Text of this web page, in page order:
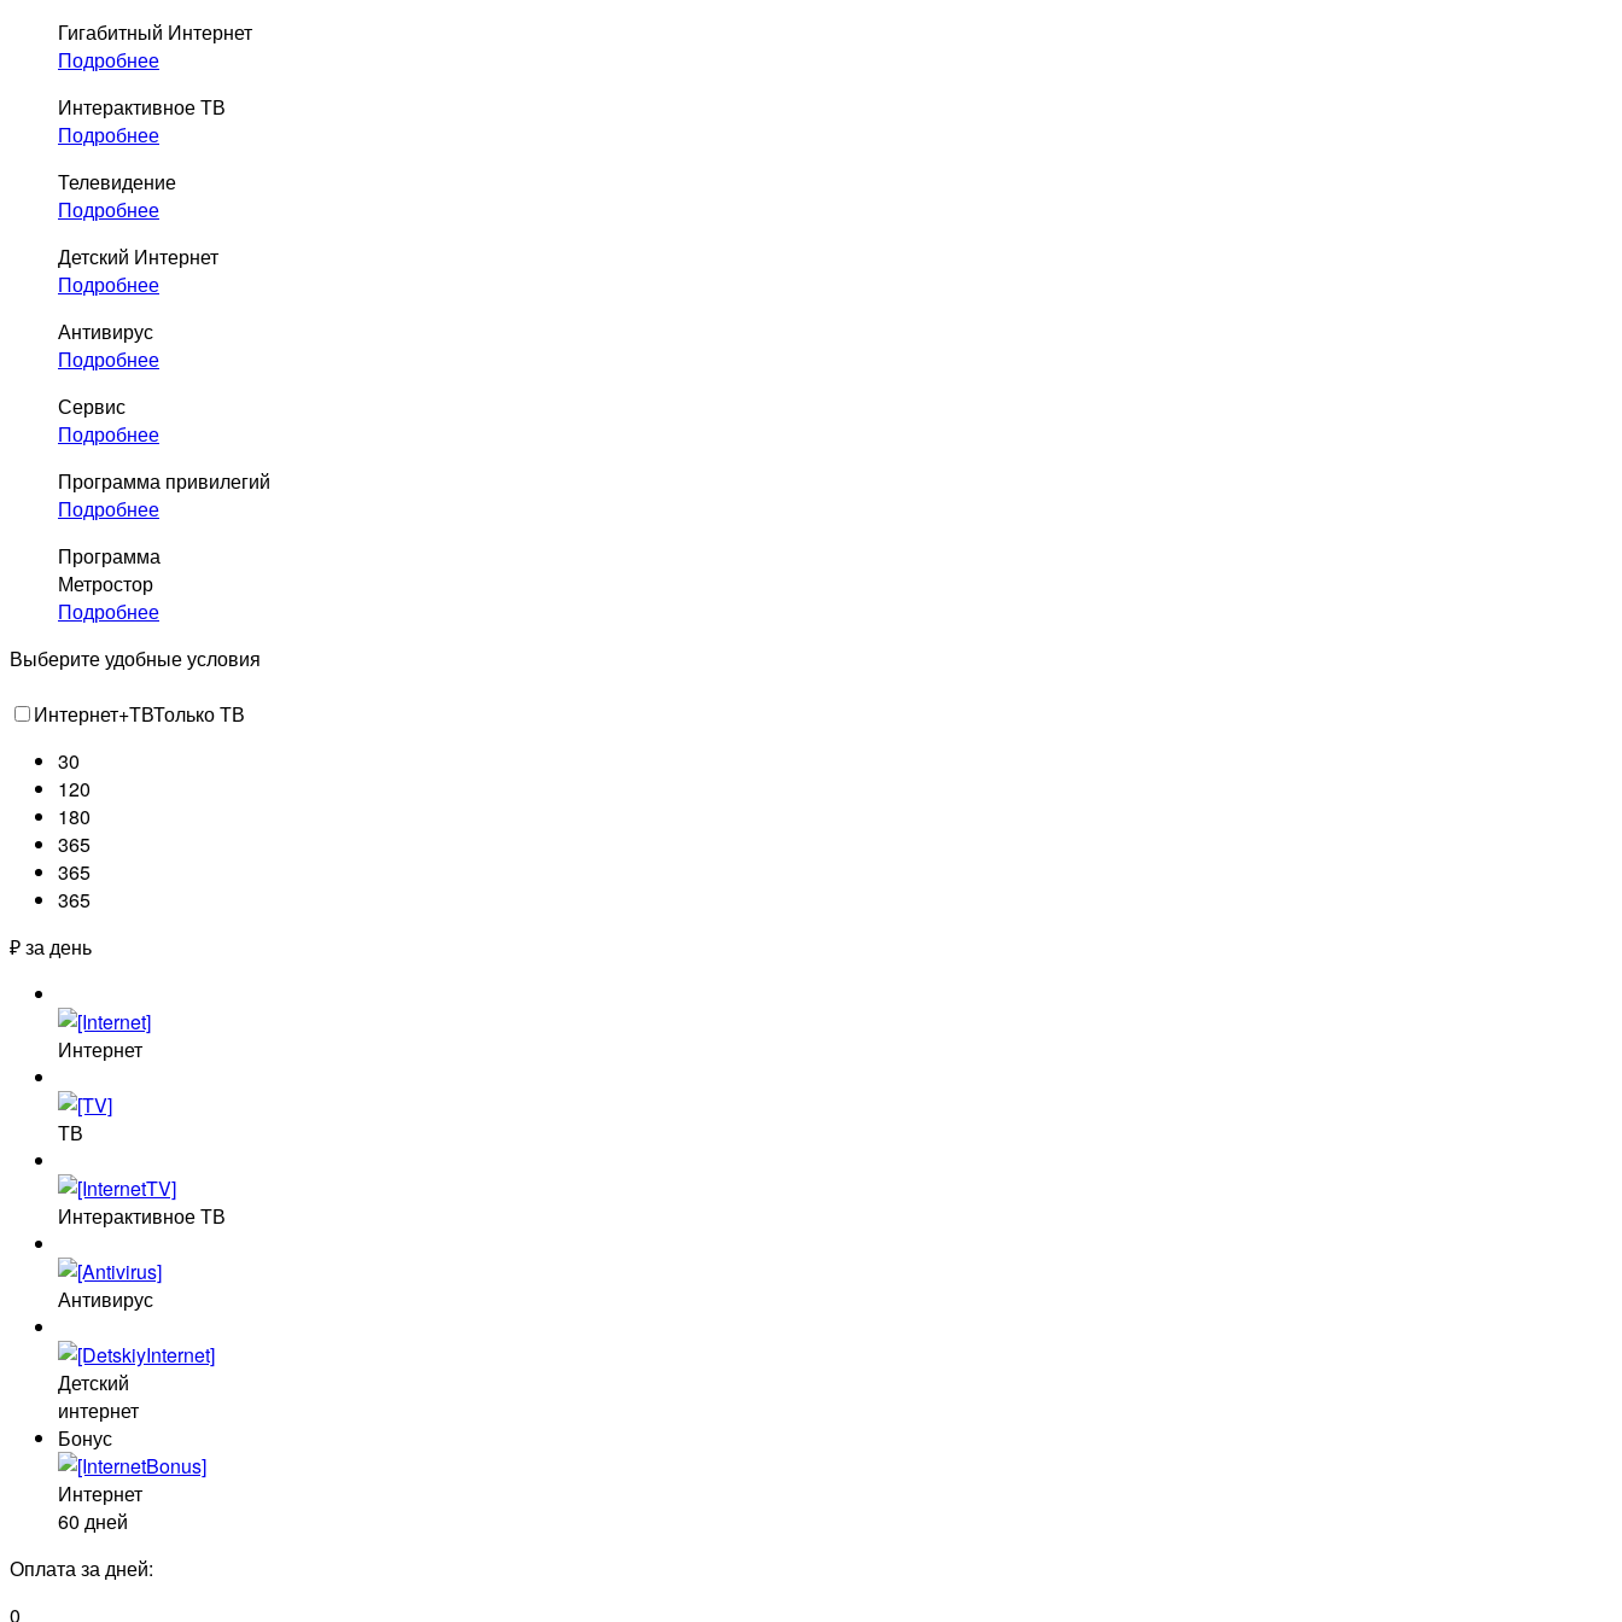
Гигабитный Интернет
Подробнее
Интерактивное ТВ
Подробнее
Телевидение
Подробнее
Детский Интернет
Подробнее
Антивирус
Подробнее
Сервис
Подробнее
Программа привилегий
Подробнее
Программа
Метростор
Подробнее
Выберите удобные условия
Интернет+ТВТолько ТВ
30
120
180
365
365
365
₽ за день
Интернет
ТВ
Интерактивное ТВ
Антивирус
Детский
интернет
Бонус
Интернет
60 дней
Оплата задней:
0